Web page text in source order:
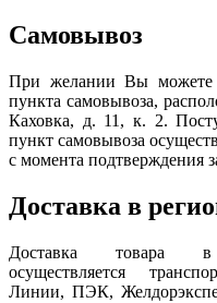
Самовывоз
При желании Вы можете
пункта самовывоза,
Каховка, д. 11, к. 2.
пункт самовывоза
с момента подтверждения
Доставка в
Доставка товара
осуществляется
Линии, ПЭК,